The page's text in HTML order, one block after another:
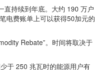
直持续到年底。大约 190 万户
电费账单上可以获得50加元的
Rebate”。时间将取决于
于 250 兆瓦时的能源用户有